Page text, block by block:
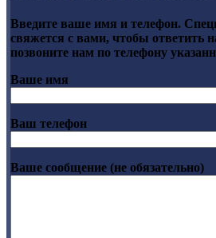
Введите ваше имя и телефон.
свяжется с вами, чтобы ответить
позвоните нам по телефону
Ваше имя
Ваш телефон
Ваше сообщение (не обязательно)